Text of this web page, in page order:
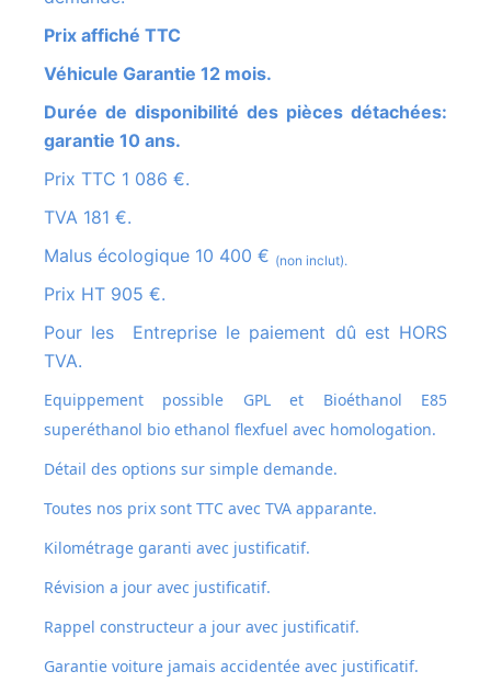
Prix affiché TTC
Véhicule Garantie 12 mois.
Durée de disponibilité des pièces détachées:
garantie 10 ans.
Prix TTC 1 086 €.
TVA 181 €.
Malus écologique 10 400 € (non inclut).
Prix HT 905 €.
Pour les Entreprise le paiement dû est HORS
TVA.
Equippement possible GPL et Bioéthanol E85
superéthanol bio ethanol flexfuel avec homologation.
Détail des options sur simple demande.
Toutes nos prix sont TTC avec TVA apparante.
Kilométrage garanti avec justificatif.
Révision a jour avec justificatif.
Rappel constructeur a jour avec justificatif.
Garantie voiture jamais accidentée avec justificatif.